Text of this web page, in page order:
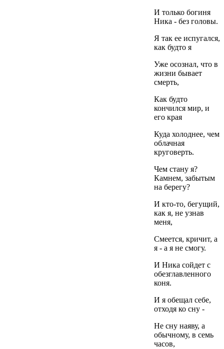
И только богиня
Ника - без головы.
Я так ее испугался,
как будто я
Уже осознал, что в
жизни бывает
смерть,
Как будто
кончился мир, и
его края
Куда холоднее, чем
облачная
круговерть.
Чем стану я?
Камнем, забытым
на берегу?
И кто-то, бегущий,
как я, не узнав
меня,
Смеется, кричит, а
я - а я не смогу.
И Ника сойдет с
обезглавленного
коня.
И я обещал себе,
отходя ко сну -
Не сну наяву, а
обычному, в семь
часов,